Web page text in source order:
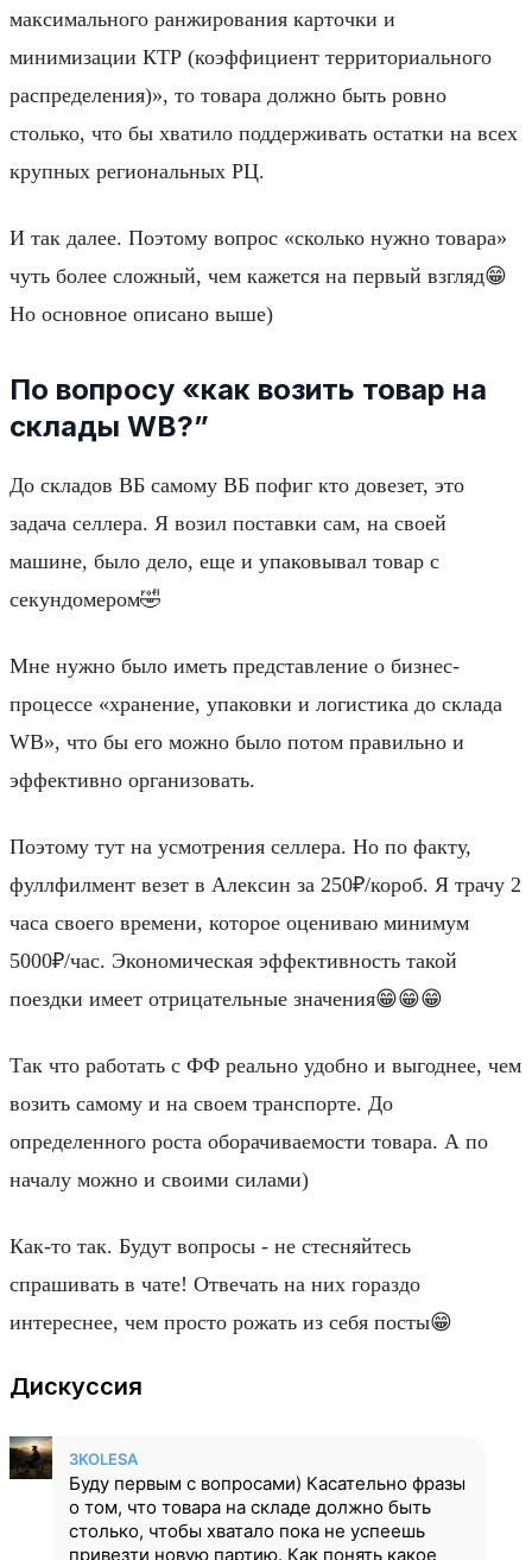
максимального ранжирования карточки и
минимизации КТР (коэффициент территориального
распределения)», то товара должно быть ровно
столько, что бы хватило поддерживать остатки на всех
крупных региональных РЦ.
И так далее. Поэтому вопрос «сколько нужно товара»
чуть более сложный, чем кажется на первый взгляд😁
Но основное описано выше)
По вопросу «как возить товар на
склады WB?”
До складов ВБ самому ВБ пофиг кто довезет, это
задача селлера. Я возил поставки сам, на своей
машине, было дело, еще и упаковывал товар с
секундомером🤣
Мне нужно было иметь представление о бизнес-
процессе «хранение, упаковки и логистика до склада
WB», что бы его можно было потом правильно и
эффективно организовать.
Поэтому тут на усмотрения селлера. Но по факту,
фуллфилмент везет в Алексин за 250₽/короб. Я трачу 2
часа своего времени, которое оцениваю минимум
5000₽/час. Экономическая эффективность такой
поездки имеет отрицательные значения😁😁😁
Так что работать с ФФ реально удобно и выгоднее, чем
возить самому и на своем транспорте. До
определенного роста оборачиваемости товара. А по
началу можно и своими силами)
Как-то так. Будут вопросы - не стесняйтесь
спрашивать в чате! Отвечать на них гораздо
интереснее, чем просто рожать из себя посты😁
Дискуссия
3KOLESA
Буду первым с вопросами) Касательно фразы
о том, что товара на складе должно быть
столько, чтобы хватало пока не успеешь
привезти новую партию. Как понять какое